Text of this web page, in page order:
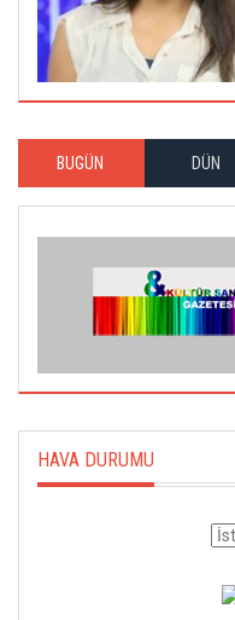
BUGÜN DÜN
HAVA DURUMU